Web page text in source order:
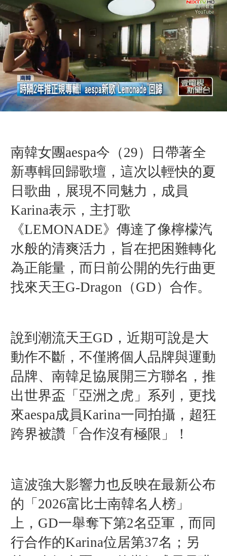
南韓女團aespa今（29）日帶著全
新專輯回歸歌壇，這次以輕快的夏
日歌曲，展現不同魅力，成員
Karina表示，主打歌
《LEMONADE》傳達了像檸檬汽
水般的清爽活力，旨在把困難轉化
為正能量，而日前公開的先行曲更
找來天王G-Dragon（GD）合作。
說到潮流天王GD，近期可說是大
動作不斷，不僅將個人品牌與運動
品牌、南韓足協展開三方聯名，推
出世界盃「亞洲之虎」系列，更找
來aespa成員Karina一同拍攝，超狂
跨界被讚「合作沒有極限」！
這波強大影響力也反映在最新公布
的「2026富比士南韓名人榜」
上，GD一舉奪下第2名亞軍，而同
行合作的Karina位居第37名；另